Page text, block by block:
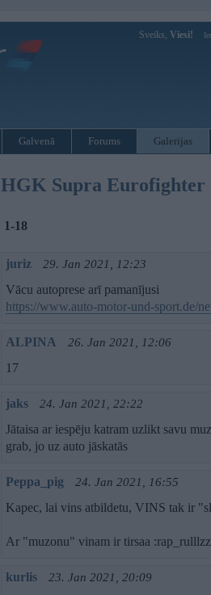
Sveiks, Viesi!
Galvenā Forums Galerijas
HGK Supra Eurofighter
1-18
juriz 29. Jan 2021, 12:23
Vācu autoprese arī pamanījusi
https://www.auto-motor-und-sport.de/
ALPINA 26. Jan 2021, 12:06
17
jaks 24. Jan 2021, 22:22
Jātaisa ar iespēju katram uzlikt savu
grab, jo uz auto jāskatās
Peppa_pig 24. Jan 2021, 16:55
Kapec, lai vins atbildetu, VINS tak ir
Ar "muzonu" vinam ir tirsaa
kurlis 23. Jan 2021, 20:09